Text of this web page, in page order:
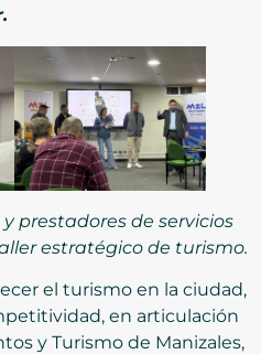
prestadores de servicios
estratégico de turismo.
el turismo en la ciudad,
en articulación
y Turismo de Manizales,